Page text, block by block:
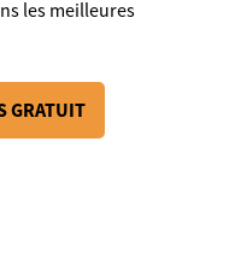
les meilleures
GRATUIT